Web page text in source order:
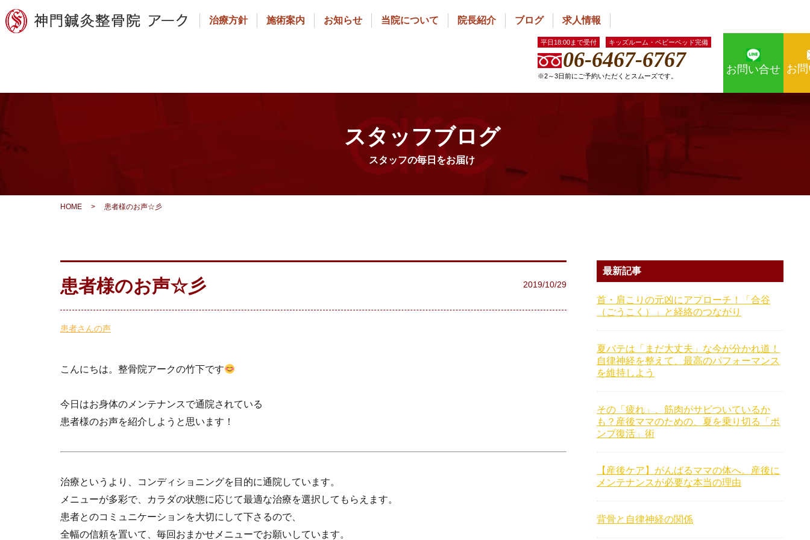
治療方針 施術案内 お知らせ 当院について 院長紹介 ブログ 求人情報
お
お問い合せ
平日18:00まで受付 キッズルーム・ベビーベッド完備
06-6467-6767
※2～3日前にご予約いただくとスムーズです。
スタッフブログ
スタッフの毎日をお届け
HOME > 患者様のお声☆彡
患者様のお声☆彡 2019/10/29
患者さんの声
こんにちは。整骨院アークの竹下です
今日はお身体のメンテナンスで通院されている
患者様のお声を紹介しようと思います！
治療というより、コンディショニングを目的に通院しています。
メニューが多彩で、カラダの状態に応じて最適な治療を選択してもらえます。
患者とのコミュニケーションを大切にして下さるので、
全幅の信頼を置いて、毎回おまかせメニューでお願いしています。
最新記事
首・肩こりの元凶にアプローチ！「合谷
（ごうこく）」と経絡のつながり
夏バテは「まだ大丈夫」な今が分かれ道！
自律神経を整えて、最高のパフォーマンス
を維持しよう
その「疲れ」、筋肉がサビついているか
も？産後ママのための、夏を乗り切る「ポ
ンプ復活」術
【産後ケア】がんばるママの体へ。産後に
メンテナンスが必要な本当の理由
背骨と自律神経の関係